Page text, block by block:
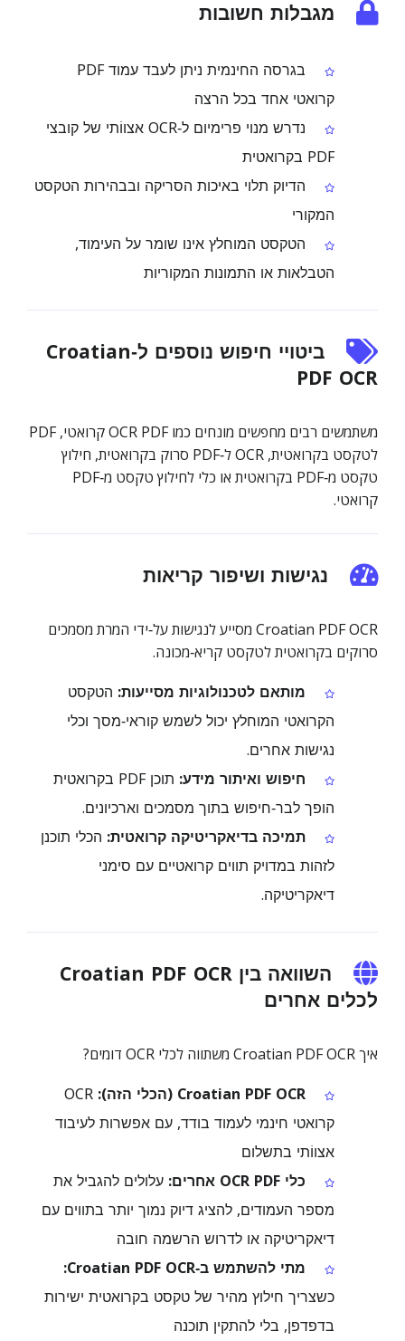
מגבלות חשובות
בגרסה החינמית ניתן לעבד עמוד PDF
קרואטי אחד בכל הרצה
נדרש מנוי פרימיום ל‑OCR אצווֹתי של קובצי
PDF בקרואטית
הדיוק תלוי באיכות הסריקה ובבהירות הטקסט
המקורי
הטקסט המוחלץ אינו שומר על העימוד,
הטבלאות או התמונות המקוריות
ביטויי חיפוש נוספים ל‑Croatian
PDF OCR
משתמשים רבים מחפשים מונחים כמו OCR PDF קרואטי, PDF
לטקסט בקרואטית, OCR ל‑PDF סרוק בקרואטית, חילוץ
טקסט מ‑PDF בקרואטית או כלי לחילוץ טקסט מ‑PDF
קרואטי.
נגישות ושיפור קריאות
Croatian PDF OCR מסייע לנגישות על‑ידי המרת מסמכים
סרוקים בקרואטית לטקסט קריא‑מכונה.
מותאם לטכנולוגיות מסייעות: הטקסט
הקרואטי המוחלץ יכול לשמש קוראי‑מסך וכלי
נגישות אחרים.
חיפוש ואיתור מידע:
תוכן PDF בקרואטית
הופך לבר‑חיפוש בתוך מסמכים וארכיונים.
תמיכה בדיאקריטיקה קרואטית: הכלי תוכנן
לזהות במדויק תווים קרואטיים עם סימני
דיאקריטיקה.
השוואה בין Croatian PDF OCR
לכלים אחרים
איך Croatian PDF OCR משתווה לכלי OCR דומים?
Croatian PDF OCR (הכלי הזה):
OCR
קרואטי חינמי לעמוד בודד, עם אפשרות לעיבוד
אצווֹתי בתשלום
כלי OCR PDF אחרים:
עלולים להגביל את
מספר העמודים, להציג דיוק נמוך יותר בתווים עם
דיאקריטיקה או לדרוש הרשמה חובה
מתי להשתמש ב‑Croatian PDF OCR:
כשצריך חילוץ מהיר של טקסט בקרואטית ישירות
בדפדפן, בלי להתקין תוכנה